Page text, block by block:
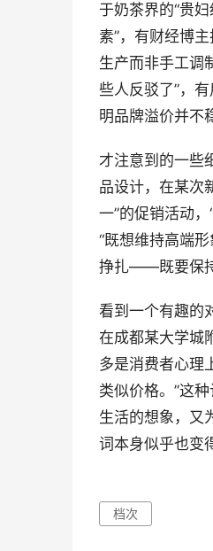
于奶茶界的“贵
素”，有财经博
生产而非手工调
些人反驳了”，
明品牌溢价并不
才注意到的一些
品设计，在某次
一”的促销活动
“既想维持高端
挣扎——既要保持
看到一个有趣的
在成都某大学城
多是消费者心理
类似价格。”这
生活的想象，又
词本身似乎也变
档次